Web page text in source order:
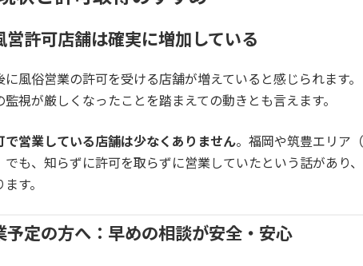
営許可店舗は確実に増加している
風俗営業の許可を受ける店舗が増えていると感じられます
視が厳しくなったことを踏まえての動きとも言えます。
で営業している店舗は少なくありません。福岡や筑豊エリア
でも、知らずに許可を取らずに営業していたという話があり
す。
予定の方へ：早めの相談が安全・安心